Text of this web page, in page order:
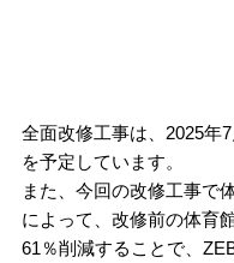
全面改修工事は、2025年
を予定しています。
また、今回の改修工事で
によって、改修前の体育
61％削減することで、